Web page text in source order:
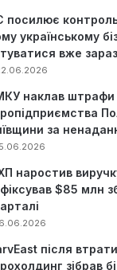
посилює
українському
вже зараз
наклав штрафи
за
наростив
$85 млн
після
зібрав